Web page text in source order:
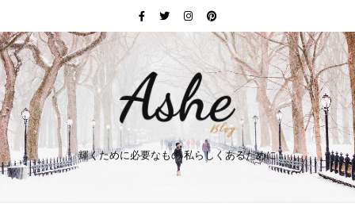
輝くために必要なもの 私らしくあるために